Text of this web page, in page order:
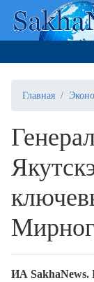
Главная
ИА SakhaNews.